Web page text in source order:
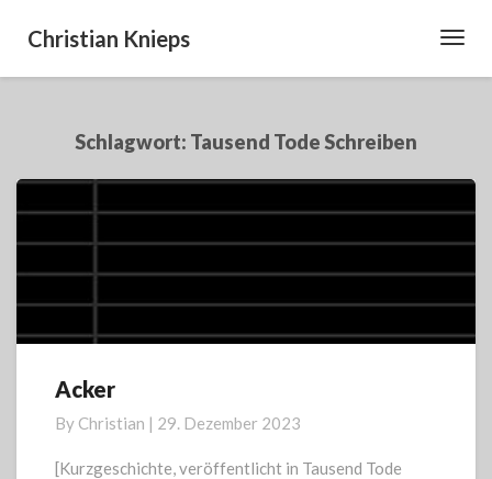
Christian Knieps
Schlagwort: Tausend Tode Schreiben
Acker
Acker
By Christian | 29. Dezember 2023
[Kurzgeschichte, veröffentlicht in Tausend Tode